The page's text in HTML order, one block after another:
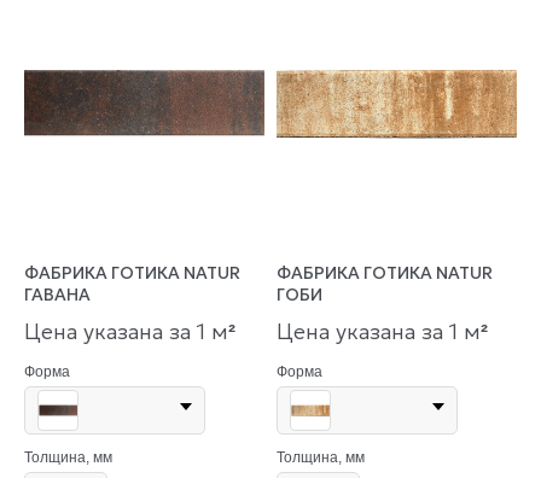
ФАБРИКА ГОТИКА NATUR
ГАВАНА
Цена указана за 1 м²
Форма
Толщина, мм
ФАБРИКА ГОТИКА NATUR
ГОБИ
Цена указана за 1 м²
Форма
Толщина, мм